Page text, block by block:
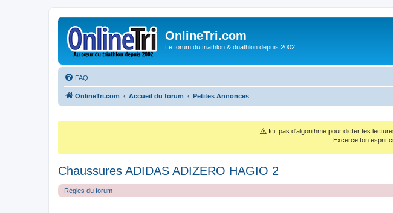
OnlineTri.com
Le forum du triathlon & duathlon depuis 2002!
FAQ
OnlineTri.com Accueil du forum Petites Annonces
⚠️ Ici, pas d'algorithme pour dicter tes
Excerce ton esprit
Chaussures ADIDAS ADIZERO HAGIO 2
Règles du forum